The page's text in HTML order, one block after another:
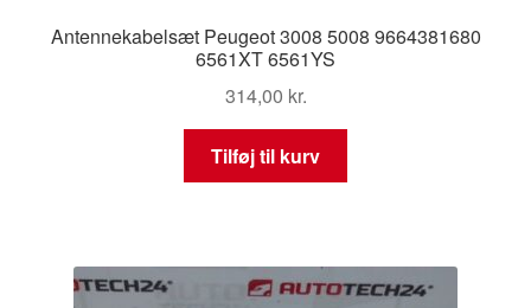
Antennekabelsæt Peugeot 3008 5008 9664381680
6561XT 6561YS
314,00 kr.
Tilføj til kurv